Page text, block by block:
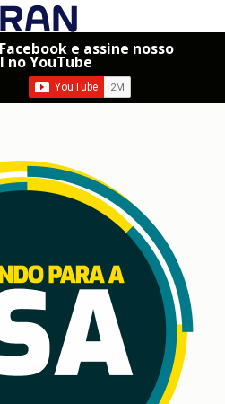
e assine nosso
no YouTube